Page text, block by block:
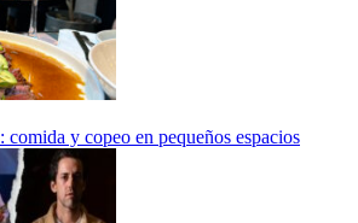
: comida y copeo en pequeños espacios